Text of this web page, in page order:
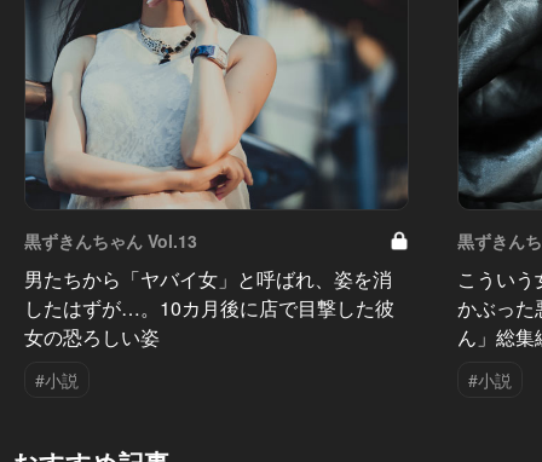
黒ずきんちゃん Vol.13
男たちから「ヤバイ女」と呼ばれ、姿を消
したはずが…。10カ月後に店で目撃した彼
女の恐ろしい姿
#小説
黒ずきん
こうい
かぶった
ん」総集
#小説